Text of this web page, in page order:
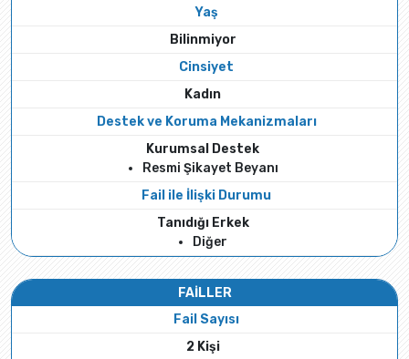
Yaş
Bilinmiyor
Cinsiyet
Kadın
Destek ve Koruma Mekanizmaları
Kurumsal Destek
Resmi Şikayet Beyanı
Fail ile İlişki Durumu
Tanıdığı Erkek
Diğer
FAİLLER
Fail Sayısı
2 Kişi